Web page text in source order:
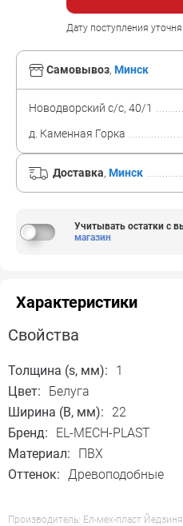
Дату поступления
Самовывоз, Минск
Новодворский с/с, 40/1
д. Каменная Горка
Доставка, Минск
Учитывать остатки с
магазин
Характеристики
Свойства
Толщина (s, мм):
1
Цвет:
Белуга
Ширина (B, мм):
22
Бренд:
EL-MECH-PLAST
Материал:
ПВХ
Оттенок: Древоподобные
Производитель: Ел-мех-пласт